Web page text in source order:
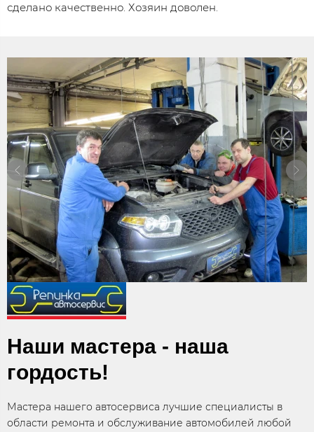
сделано качественно. Хозяин доволен.
Наши мастера - наша
гордость!
Мастера нашего автосервиса лучшие специалисты в
области ремонта и обслуживание автомобилей любой